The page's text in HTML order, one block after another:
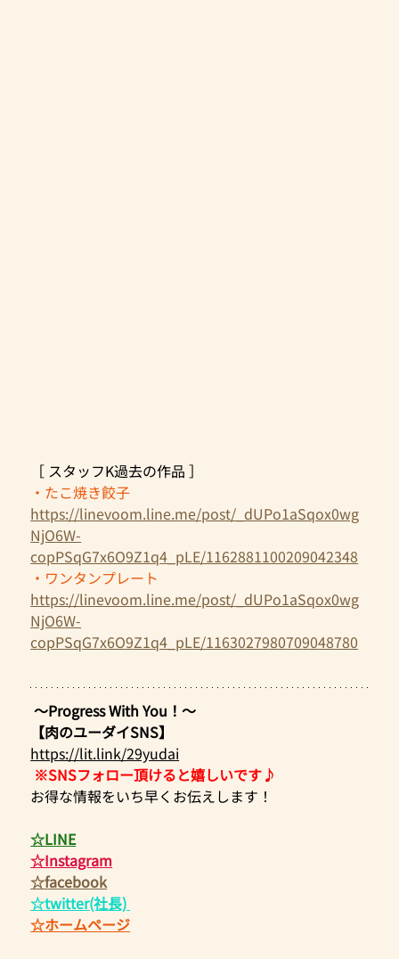
［ スタッフK過去の作品 ］
・たこ焼き餃子
https://linevoom.line.me/post/_dUPo1aSqox0wg
NjO6W-
copPSqG7x6O9Z1q4_pLE/1162881100209042348
・ワンタンプレート
https://linevoom.line.me/post/_dUPo1aSqox0wg
NjO6W-
copPSqG7x6O9Z1q4_pLE/1163027980709048780
～Progress With You！～
【肉のユーダイSNS】
https://lit.link/29yudai
※SNSフォロー頂けると嬉しいです♪
お得な情報をいち早くお伝えします！
☆LINE
☆Instagram
☆facebook
☆twitter(社長)​
☆ホームページ